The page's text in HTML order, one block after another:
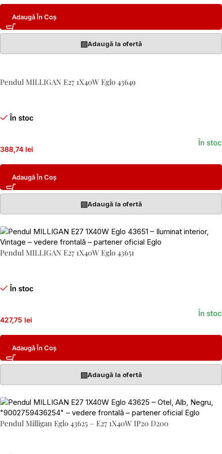
Adaugă În Coș
▤Adaugă la ofertă
Pendul MILLIGAN E27 1X40W Eglo 43649
În stoc
388,74 lei
În stoc
Adaugă În Coș
▤Adaugă la ofertă
Pendul MILLIGAN E27 1X40W Eglo 43651
În stoc
427,75 lei
În stoc
Adaugă În Coș
▤Adaugă la ofertă
Pendul Milligan Eglo 43625 – E27 1X40W IP20 D200